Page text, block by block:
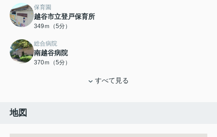
保育園
越谷市立登戸保育所
349ｍ（5分）
総合病院
南越谷病院
370ｍ（5分）
すべて見る
地図